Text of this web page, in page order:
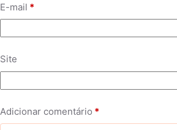
E-mail *
Site
Adicionar comentário *